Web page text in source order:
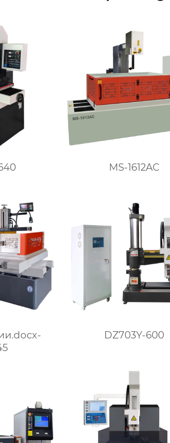
MS-1612AC
DZ703Y-600